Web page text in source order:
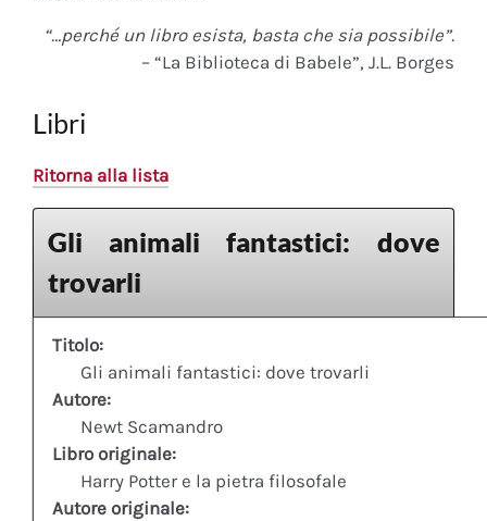
“…perché un libro esista, basta che sia possibile”.
– “La Biblioteca di Babele”, J.L. Borges
Libri
Ritorna alla lista
Gli animali fantastici: dove
trovarli
Titolo:
Gli animali fantastici: dove trovarli
Autore:
Newt Scamandro
Libro originale:
Harry Potter e la pietra filosofale
Autore originale: